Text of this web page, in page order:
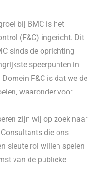
bij BMC is het
(F&C) ingericht. Dit
sinds de oprichting
speerpunten in
F&C is dat we de
waaronder voor
zijn wij op zoek naar
die ons
sleutelrol willen spelen
van de publieke